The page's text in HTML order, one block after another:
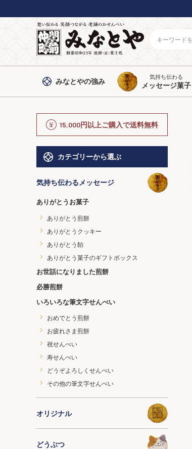
みなとやの強み
気持ち伝わる
メッセージ菓子
15,000円以上ご購入で送料無料
カテゴリーから選ぶ
気持ち伝わるメッセージ
ありがとうお菓子
ありがとう煎餅
ありがとうクッキー
ありがとう飴
ありがとう菓子のギフトボックス
お世話になりました煎餅
必勝煎餅
いろいろな筆文字せんべい
おめでとう煎餅
お疲れさま煎餅
祝せんべい
寿せんべい
どうぞよろしくせんべい
その他の筆文字せんべい
オリジナル
どうぶつ